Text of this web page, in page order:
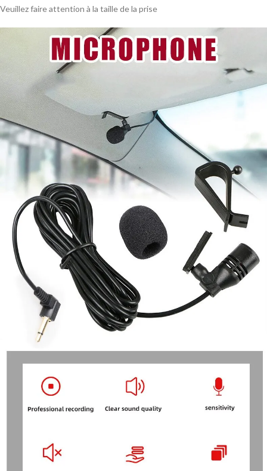
Veuillez faire attention à la taille de la prise